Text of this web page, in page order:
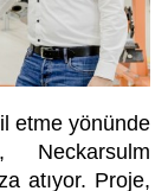
etme yönünde
atıyor. Proje,